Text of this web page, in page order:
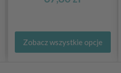
Zobacz wszystkie opcje